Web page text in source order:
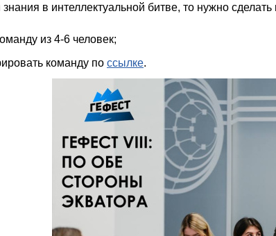
в интеллектуальной битве, то нужно
из 4-6 человек;
команду по ссылке.